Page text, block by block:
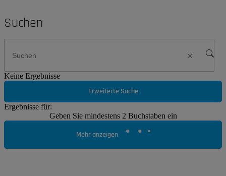
Suchen
Keine Ergebnisse
Erweiterte Suche
Ergebnisse für:
Geben Sie mindestens 2 Buchstaben ein
Mehr anzeigen